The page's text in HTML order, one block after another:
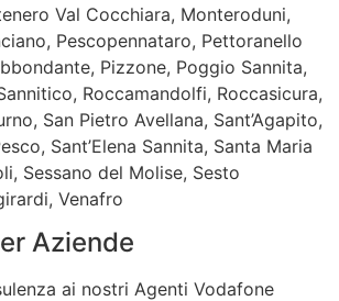
Val Cocchiara, Monteroduni,
Pescopennataro, Pettoranello
Pizzone, Poggio Sannita,
Roccamandolfi, Roccasicura,
San Pietro Avellana, Sant’Agapito,
Sant’Elena Sannita, Santa Maria
Sessano del Molise, Sesto
Venafro
Aziende
ai nostri Agenti Vodafone